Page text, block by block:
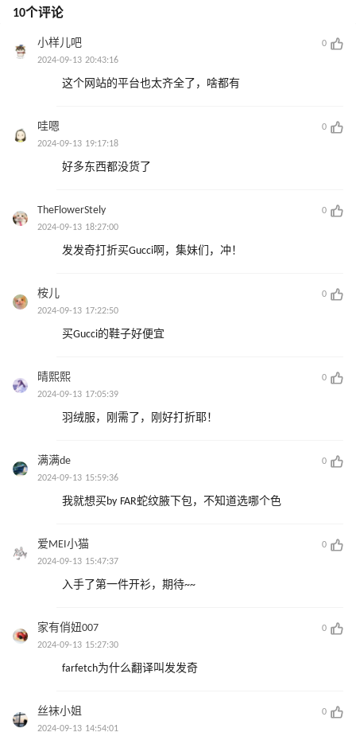
10个评论
小样儿吧
0
2024-09-13 20:43:16
这个网站的平台也太齐全了，啥都有
哇嗯
0
2024-09-13 19:17:18
好多东西都没货了
TheFlowerStely
0
2024-09-13 18:27:00
发发奇打折买Gucci啊，集妹们，冲！
桉儿
0
2024-09-13 17:22:50
买Gucci的鞋子好便宜
晴熙熙
0
2024-09-13 17:05:39
羽绒服，刚需了，刚好打折耶！
满满de
0
2024-09-13 15:59:36
我就想买by FAR蛇纹腋下包，不知道选哪个色
爱MEI小猫
0
2024-09-13 15:47:37
入手了第一件开衫，期待~~
家有俏妞007
0
2024-09-13 15:27:30
farfetch为什么翻译叫发发奇
丝袜小姐
0
2024-09-13 14:54:01